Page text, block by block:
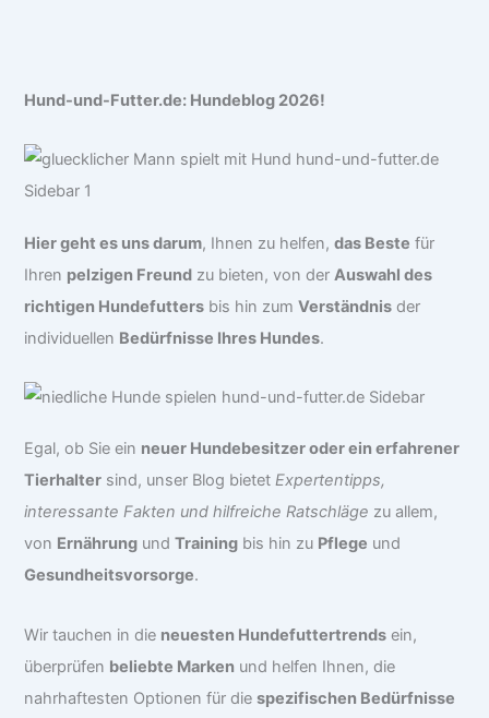
Hund-und-Futter.de: Hundeblog 2026!
Hier geht es uns darum, Ihnen zu helfen,das Beste für
Ihren pelzigen Freund zu bieten, von derAuswahl des
richtigen Hundefutters bis hin zumVerständnis der
individuellen Bedürfnisse Ihres Hundes.
Egal, ob Sie ein neuer Hundebesitzer oder ein erfahrener
Tierhalter sind, unser Blog bietetExpertentipps,
interessante Fakten und hilfreiche Ratschläge zu allem,
von Ernährung undTraining bis hin zu Pflege und
Gesundheitsvorsorge.
Wir tauchen in die neuesten Hundefuttertrends ein,
überprüfen beliebte Marken und helfen Ihnen, die
nahrhaftesten Optionen für diespezifischen Bedürfnisse